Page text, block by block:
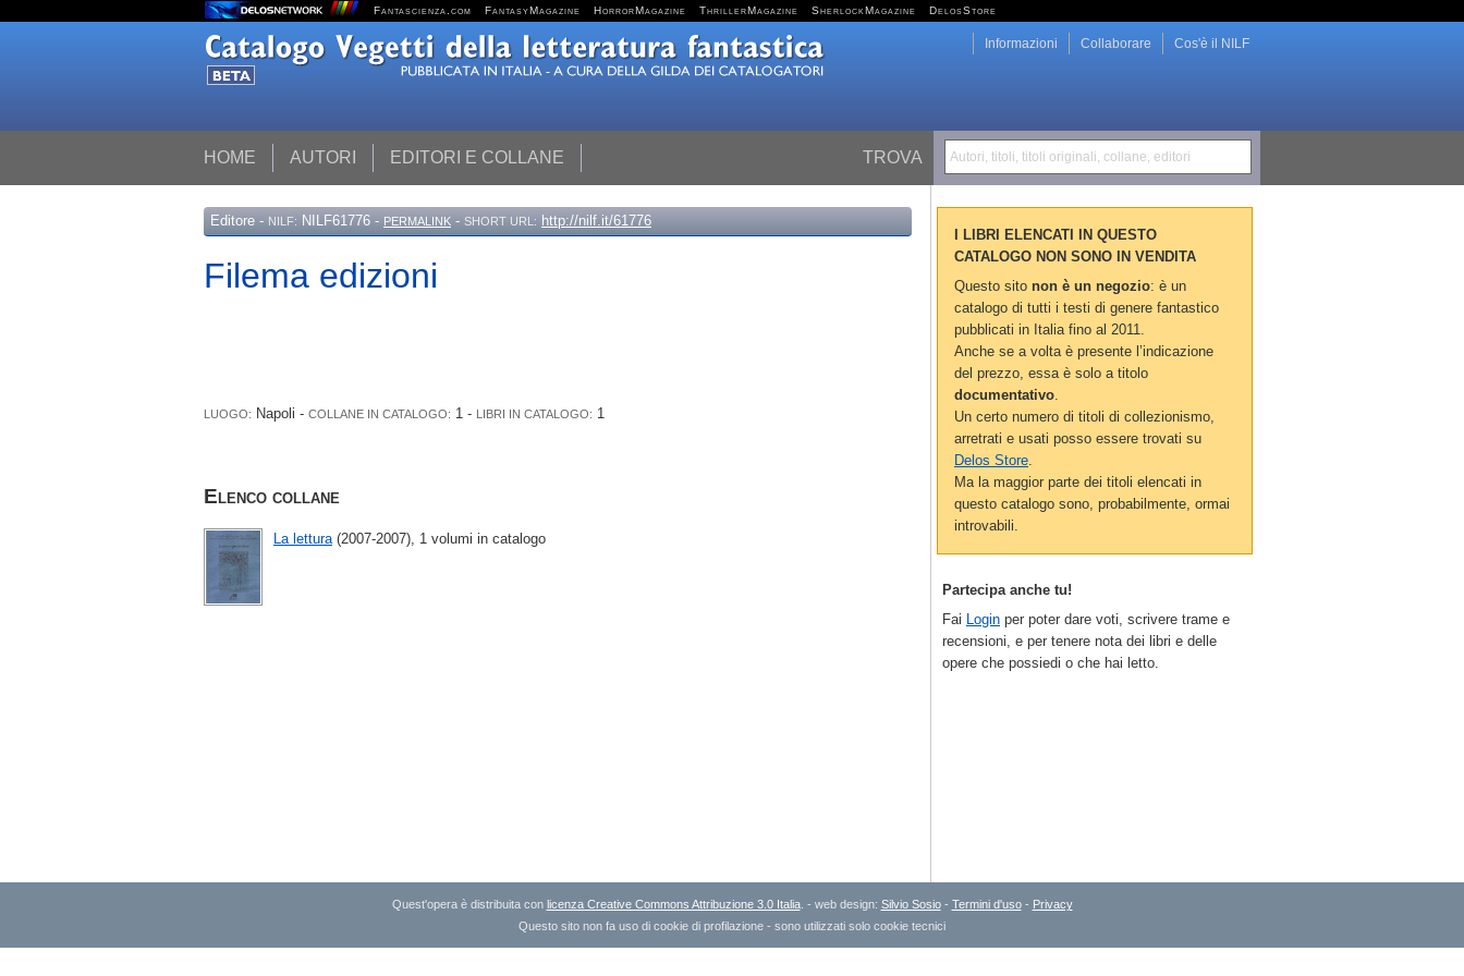
Fantascienza.com FantasyMagazine HorrorMagazine ThrillerMagazine SherlockMagazine DelosStore
TROVA Autori, titoli, titoli originali, collane, editori
HOME AUTORI EDITORI E COLLANE
Cos'è il NILF
Collaborare
Informazioni
Editore - NILF: NILF61776 - PERMALINK - SHORT URL: http://nilf.it/61776
Filema edizioni
LUOGO: Napoli - COLLANE IN CATALOGO: 1 - LIBRI IN CATALOGO: 1
Elenco collane
La lettura (2007-2007), 1 volumi in catalogo
I LIBRI ELENCATI IN QUESTO
CATALOGO NON SONO IN VENDITA
Questo sito non è un negozio: è un
catalogo di tutti i testi di genere fantastico
pubblicati in Italia fino al 2011.
Anche se a volta è presente l’indicazione
del prezzo, essa è solo a titolo
documentativo
Un certo numero di titoli di collezionismo,
arretrati e usati posso essere trovati su
Delos Store
Ma la maggior parte dei titoli elencati in
questo catalogo sono, probabilmente, ormai
introvabili.
Partecipa anche tu!
Fai Login per poter dare voti, scrivere trame e
recensioni, e per tenere nota dei libri e delle
opere che possiedi o che hai letto.
Quest'opera è distribuita con licenza Creative Commons Attribuzione 3.0 Italia. - web design: Silvio Sosio- Termini d'uso- Privacy
Questo sito non fa uso di cookie di profilazione - sono utilizzati solo cookie tecnici